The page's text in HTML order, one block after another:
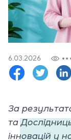
Перевіритисвій
Залишити
Мова сайту
(044) 580 11
(050) 580 11
(063) 580 11 00
6.03.2026
За
та
інновацій у